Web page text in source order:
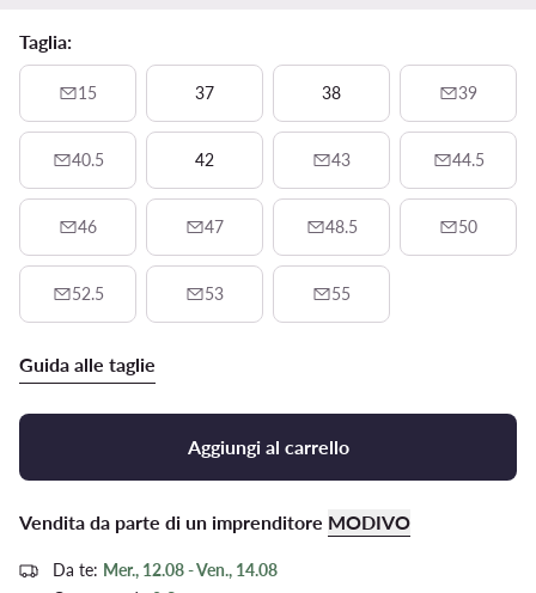
Taglia:
15 37 38 39
40.5 42 43 44.5
46 47 48.5 50
52.5 53 55
Guida alle taglie
Aggiungi al carrello
Vendita da parte di un imprenditore MODIVO
Da te: Mer., 12.08 - Ven., 14.08